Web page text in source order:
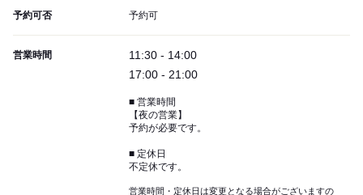
予約可否 予約可
営業時間
11:30 - 14:00
17:00 - 21:00
■ 営業時間
【夜の営業】
予約が必要です。
■ 定休日
不定休です。
営業時間・定休日は変更となる場合がございますの